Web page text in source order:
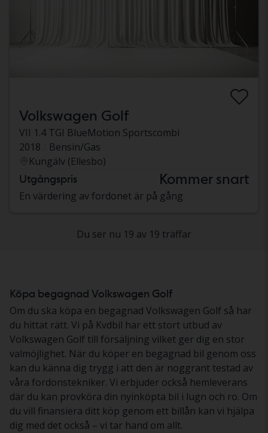
Volkswagen Golf
VII 1.4 TGI BlueMotion Sportscombi
2018
Bensin/Gas
Kungälv (Ellesbo)
Utgångspris Kommer snart
En värdering av fordonet är på gång
Du ser nu 19 av 19 träffar
Köpa begagnad Volkswagen Golf
Om du ska köpa en begagnad Volkswagen Golf så har
du hittat rätt. Vi på Kvdbil har ett stort utbud av
Volkswagen Golf till försäljning vilket ger dig en stor
valmöjlighet. När du köper en begagnad bil genom oss
kan du känna dig trygg i att den är noggrant testad av
våra fordonstekniker. Vi erbjuder också hemleverans
där du kan provköra din nyinköpta bil i lugn och ro. Om
du vill finansiera ditt köp genom ett billån kan vi hjälpa
dig med det också – vi tar hand om allt.